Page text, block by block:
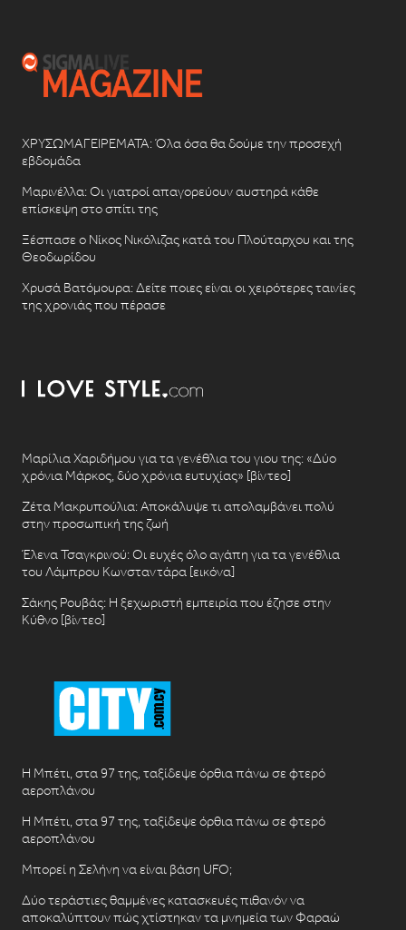
ΧΡΥΣΩΜΑΓΕΙΡΕΜΑΤΑ: Όλα όσα θα δούμε την προσεχή
εβδομάδα
Μαρινέλλα: Οι γιατροί απαγορεύουν αυστηρά κάθε
επίσκεψη στο σπίτι της
Ξέσπασε ο Νίκος Νικόλιζας κατά του Πλούταρχου και της
Θεοδωρίδου
Χρυσά Βατόμουρα: Δείτε ποιες είναι οι χειρότερες ταινίες
της χρονιάς που πέρασε
Μαρίλια Χαριδήμου για τα γενέθλια του γιου της: «Δύο
χρόνια Μάρκος, δύο χρόνια ευτυχίας» [βίντεο]
Ζέτα Μακρυπούλια: Αποκάλυψε τι απολαμβάνει πολύ
στην προσωπική της ζωή
Έλενα Τσαγκρινού: Οι ευχές όλο αγάπη για τα γενέθλια
του Λάμπρου Κωνσταντάρα [εικόνα]
Σάκης Ρουβάς: Η ξεχωριστή εμπειρία που έζησε στην
Κύθνο [βίντεο]
Η Μπέτι, στα 97 της, ταξίδεψε όρθια πάνω σε φτερό
αεροπλάνου
Η Μπέτι, στα 97 της, ταξίδεψε όρθια πάνω σε φτερό
αεροπλάνου
Μπορεί η Σελήνη να είναι βάση UFO;
Δύο τεράστιες θαμμένες κατασκευές πιθανόν να
αποκαλύπτουν πώς χτίστηκαν τα μνημεία των Φαραώ